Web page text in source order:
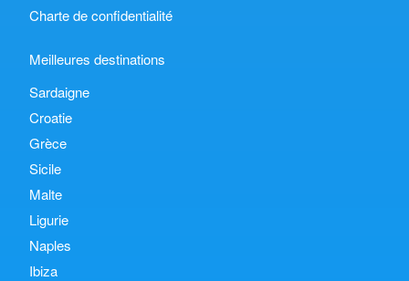
Charte de confidentialité
Meilleures destinations
Sardaigne
Croatie
Grèce
Sicile
Malte
Ligurie
Naples
Ibiza